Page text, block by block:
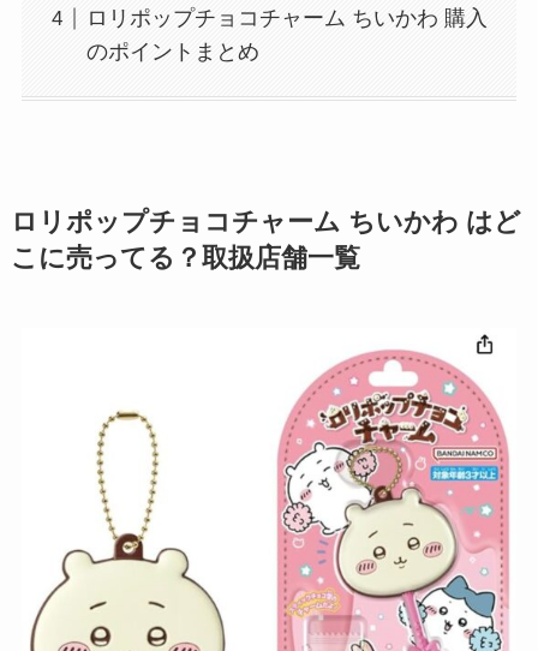
ロリポップチョコチャーム ちいかわ 購入
のポイントまとめ
ロリポップチョコチャーム ちいかわ はど
こに売ってる？取扱店舗一覧